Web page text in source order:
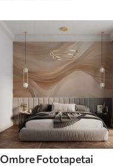
Ombre Fototapetai